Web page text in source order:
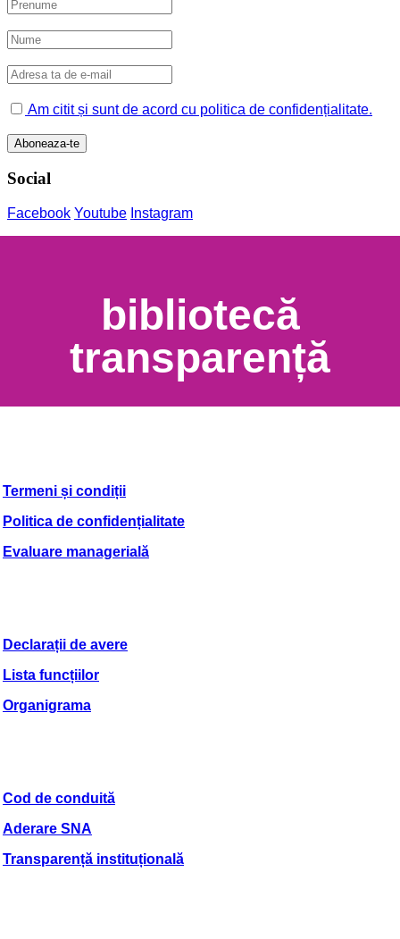
Am citit și sunt de acord cu politica de confidențialitate.
Social
Facebook Youtube Instagram
bibliotecă
transparență
Termeni și condiții
Politica de confidențialitate
Evaluare managerială
Declarații de avere
Lista funcțiilor
Organigrama
Cod de conduită
Aderare SNA
Transparență instituțională